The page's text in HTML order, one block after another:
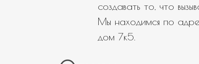
создавать то, что
Мы находимся по
дом 7к5.